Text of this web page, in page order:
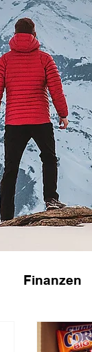
Finanzen